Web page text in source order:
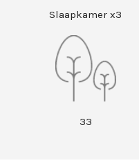
Slaapkamer x3
33